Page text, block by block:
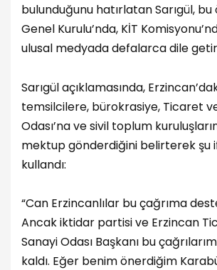
bulunduğunu hatırlatan Sarıgül, bu
Genel Kurulu’nda, KİT
ulusal medyada defalarca dile
Sarıgül açıklamasında,
temsilcilere, bürokrasiye, Ticaret
Odası’na ve sivil toplum
mektup gönderdiğini belirterek şu
kullandı:
“Can Erzincanlılar bu çağrıma
Ancak iktidar partisi ve Erzincan
Sanayi Odası Başkanı bu
kaldı. Eğer benim önerdiğim